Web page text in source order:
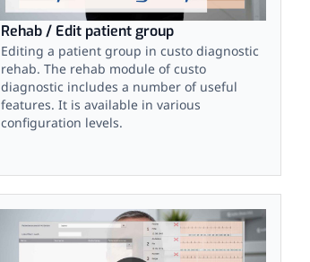
Rehab / Edit patient group
Editing a patient group in custo diagnostic
rehab. The rehab module of custo
diagnostic includes a number of useful
features. It is available in various
configuration levels.